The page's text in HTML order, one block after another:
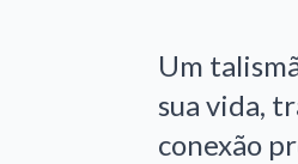
Um
sua vida,
conexão